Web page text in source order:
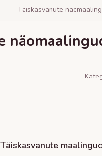
Täiskasvanute
Täiskasvanute maalingud